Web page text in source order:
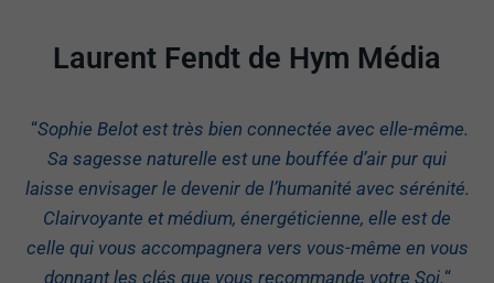
Laurent Fendt de Hym Média
“Sophie Belot est très bien connectée avec elle-même.
Sa sagesse naturelle est une bouffée d’air pur qui
laisse envisager le devenir de l’humanité avec sérénité.
Clairvoyante et médium, énergéticienne, elle est de
celle qui vous accompagnera vers vous-même en vous
donnant les clés que vous recommande votre Soi.“